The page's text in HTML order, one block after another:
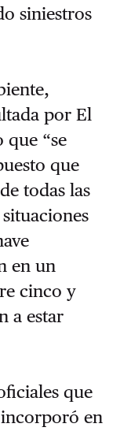
siniestros
por El
“se
que
todas las
en un
cinco y
a estar
que
incorporó en